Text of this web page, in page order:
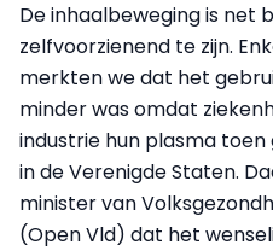
De inhaalbeweging is net
zelfvoorzienend te zijn.
merkten we dat het
minder was omdat
industrie hun plasma
in de Verenigde Staten.
minister van
(Open Vld) dat het